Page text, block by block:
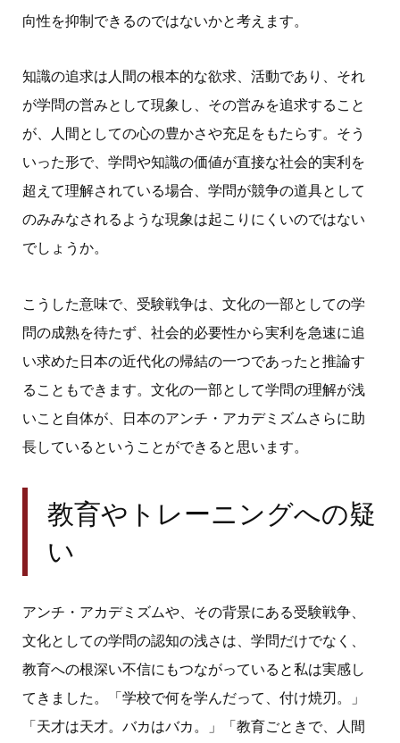
向性を抑制できるのではないかと考えます。
知識の追求は人間の根本的な欲求、活動であり、それ
が学問の営みとして現象し、その営みを追求すること
が、人間としての心の豊かさや充足をもたらす。そう
いった形で、学問や知識の価値が直接な社会的実利を
超えて理解されている場合、学問が競争の道具として
のみみなされるような現象は起こりにくいのではない
でしょうか。
こうした意味で、受験戦争は、文化の一部としての学
問の成熟を待たず、社会的必要性から実利を急速に追
い求めた日本の近代化の帰結の一つであったと推論す
ることもできます。文化の一部として学問の理解が浅
いこと自体が、日本のアンチ・アカデミズムさらに助
長しているということができると思います。
教育やトレーニングへの疑
い
アンチ・アカデミズムや、その背景にある受験戦争、
文化としての学問の認知の浅さは、学問だけでなく、
教育への根深い不信にもつながっていると私は実感し
てきました。「学校で何を学んだって、付け焼刃。」
「天才は天才。バカはバカ。」「教育ごときで、人間